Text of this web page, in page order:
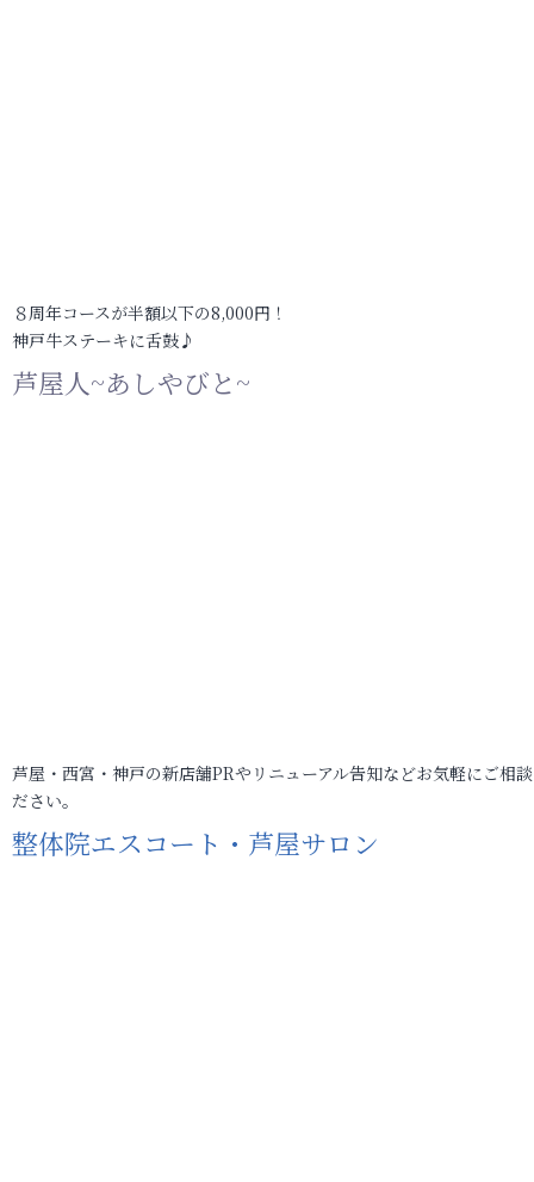
８周年コースが半額以下の8,000円！
神戸牛ステーキに舌鼓♪
芦屋人~あしやびと~
芦屋・西宮・神戸の新店舗PRやリニューアル告知などお気軽にご相
ださい。
整体院エスコート・芦屋サロン